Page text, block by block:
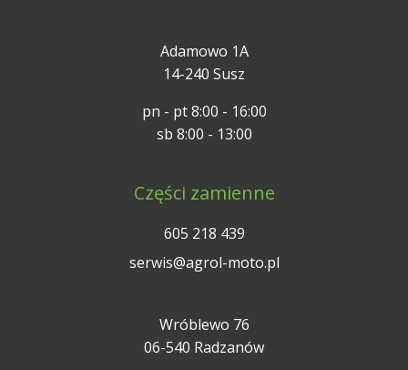
Adamowo 1A
14-240 Susz
pn - pt 8:00 - 16:00
sb 8:00 - 13:00
Części zamienne
605 218 439
serwis@agrol-moto.pl
Wróblewo 76
06-540 Radzanów